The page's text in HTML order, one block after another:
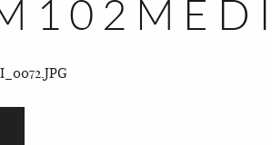
Kontakt.